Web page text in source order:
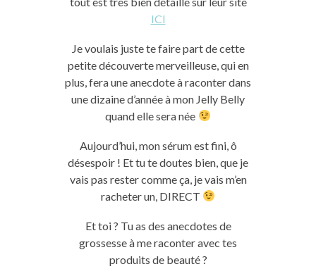
ICI
Je voulais juste te faire part de cette
petite découverte merveilleuse, qui en
plus, fera une anecdote à raconter dans
une dizaine d’année à mon Jelly Belly
quand elle sera née
Aujourd’hui, mon sérum est fini, ô
désespoir ! Et tu te doutes bien, que je
vais pas rester comme ça, je vais m’en
racheter un, DIRECT
Et toi ? Tu as des anecdotes de
grossesse à me raconter avec tes
produits de beauté ?